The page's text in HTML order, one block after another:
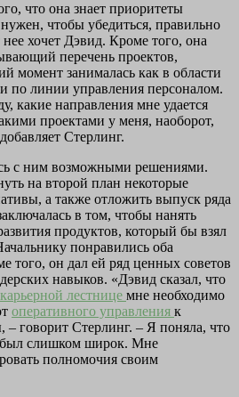
что она знает приоритеты
чтобы убедиться, правильно
хочет Дэвид. Кроме того, она
перечень проектов,
момент занималась как в области
по линии управления персоналом.
какие направления мне удается
проектами у меня, наоборот,
Стерлинг.
с ним возможными решениями.
на второй план некоторые
а также отложить выпуск ряда
в том, чтобы нанять
продуктов, который бы взял
понравились оба
того, он дал ей ряд ценных советов
навыков. «Дэвид сказал, что
карьерной лестнице мне необходимо
оперативного управления к
– говорит Стерлинг. – Я поняла, что
был слишком широк. Мне
полномочия своим